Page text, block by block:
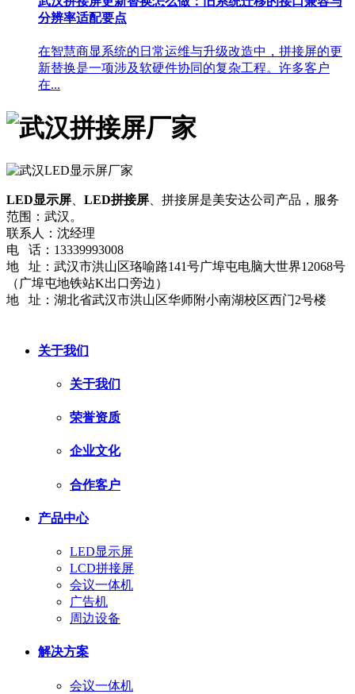
分辨率适配要点
在智慧商显系统的日常运维与升级改造中，拼接屏的更
新替换是一项涉及软硬件协同的复杂工程。许多客户
在...
LED显示屏 LED拼接屏 、拼接屏是美安达公司产品，服务
范围：武汉。
联系人：沈经理
电 话：13339993008
地 址：武汉市洪山区珞喻路141号广埠屯电脑大世界12068号
（广埠屯地铁站K出口旁边）
地 址：湖北省武汉市洪山区华师附小南湖校区西门2号楼
关于我们
关于我们
荣誉资质
企业文化
合作客户
产品中心
LED显示屏
LCD拼接屏
会议一体机
广告机
周边设备
解决方案
会议一体机